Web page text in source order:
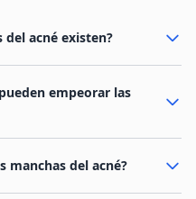
del acné existen?
empeorar las
manchas del acné?